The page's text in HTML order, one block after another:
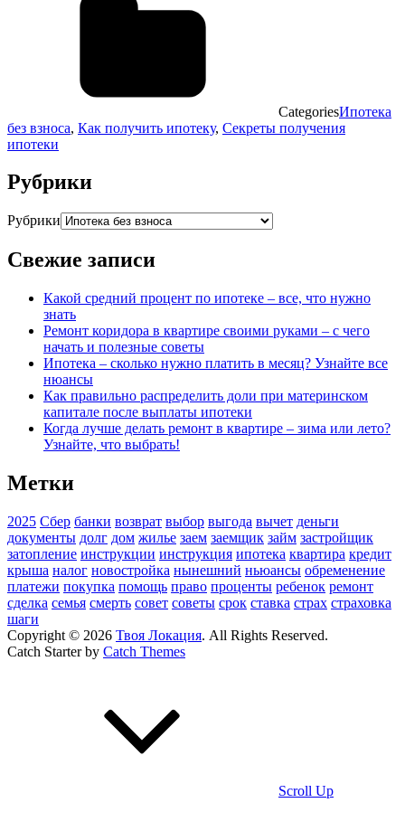
CategoriesИпотека
без взноса, Как получить ипотеку, Секреты получения
ипотеки
Рубрики
Рубрики
Свежие записи
Какой средний процент по ипотеке – все, что нужно
знать
Ремонт коридора в квартире своими руками – с чего
начать и полезные советы
Ипотека – сколько нужно платить в месяц? Узнайте все
нюансы
Как правильно распределить доли при материнском
капитале после выплаты ипотеки
Когда лучше делать ремонт в квартире – зима или лето?
Узнайте, что выбрать!
Метки
2025 Сбер банки возврат выбор выгода вычет деньги
документы долг дом жилье заем заемщик займ застройщик
затопление инструкции инструкция ипотека квартира кредит
крыша налог новостройка нынешний ньюансы обременение
платежи покупка помощь право проценты ребенок ремонт
сделка семья смерть совет советы срок ставка страх страховка
шаги
Copyright © 2026 Твоя Локация. All Rights Reserved.
Catch Starter by Catch Themes
Scroll Up